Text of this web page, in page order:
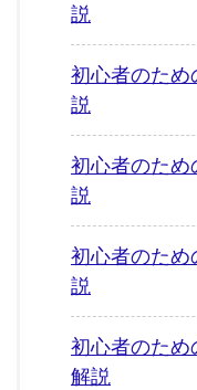
説
初心者のた
説
初心者のた
説
初心者のた
説
初心者のた
解説